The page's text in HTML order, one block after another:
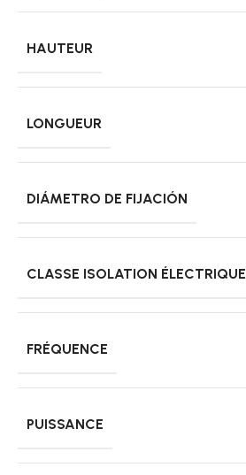
HAUTEUR
LONGUEUR
DIÁMETRO DE FIJACIÓN
CLASSE ISOLATION ÉLECTRIQUE
FRÉQUENCE
PUISSANCE